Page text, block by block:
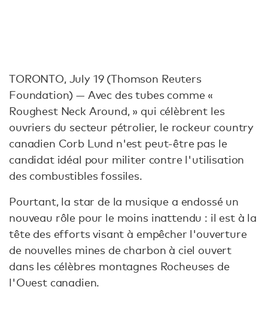
TORONTO, July 19 (Thomson Reuters
Foundation) — Avec des tubes comme «
Roughest Neck Around, » qui célèbrent les
ouvriers du secteur pétrolier, le rockeur country
canadien Corb Lund n'est peut-être pas le
candidat idéal pour militer contre l'utilisation
des combustibles fossiles.
Pourtant, la star de la musique a endossé un
nouveau rôle pour le moins inattendu : il est à la
tête des efforts visant à empêcher l'ouverture
de nouvelles mines de charbon à ciel ouvert
dans les célèbres montagnes Rocheuses de
l'Ouest canadien.